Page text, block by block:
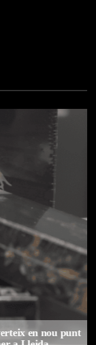
en nou punt